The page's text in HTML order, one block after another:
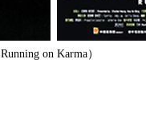
Running on Karma）